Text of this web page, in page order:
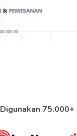
Digunakan 75.000+